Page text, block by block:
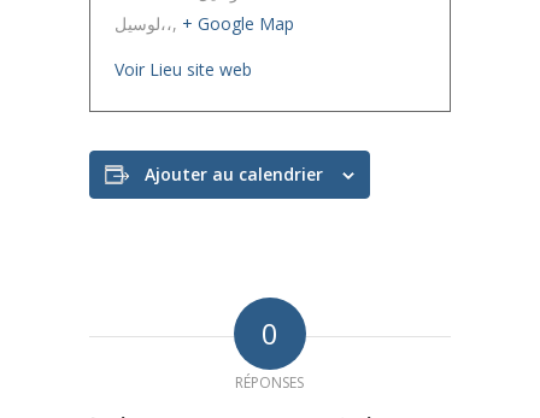
لوسيل،،, + Google Map
Voir Lieu site web
Ajouter au calendrier
0
RÉPONSES